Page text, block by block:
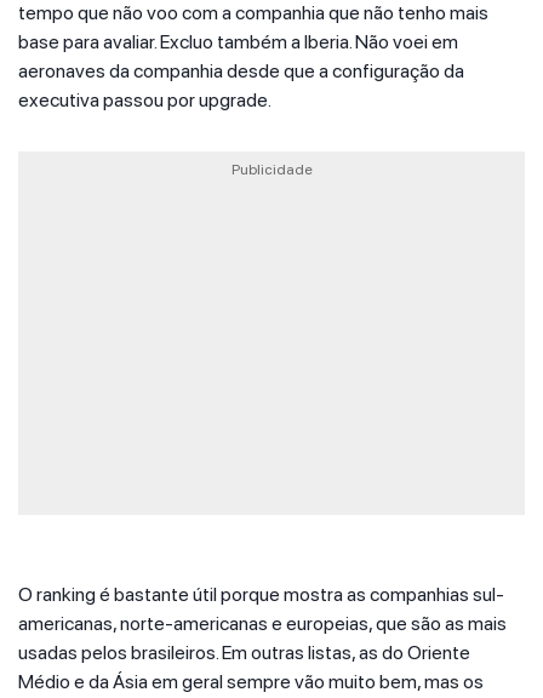
tempo que não voo com a companhia que não tenho mais
base para avaliar. Excluo também a Iberia. Não voei em
aeronaves da companhia desde que a configuração da
executiva passou por upgrade.
Publicidade
O ranking é bastante útil porque mostra as companhias sul-
americanas, norte-americanas e europeias, que são as mais
usadas pelos brasileiros. Em outras listas, as do Oriente
Médio e da Ásia em geral sempre vão muito bem, mas os